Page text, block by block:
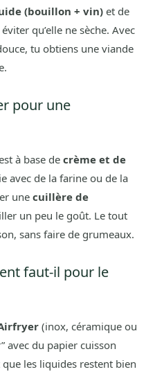
(bouillon + vin) et de
qu’elle ne sèche. Avec
tu obtiens une viande
pour une
à base de crème et de
avec de la farine ou de la
une cuillère de
un peu le goût. Le tout
sans faire de grumeaux.
faut-il pour le
(inox, céramique ou
avec du papier cuisson
les liquides restent bien